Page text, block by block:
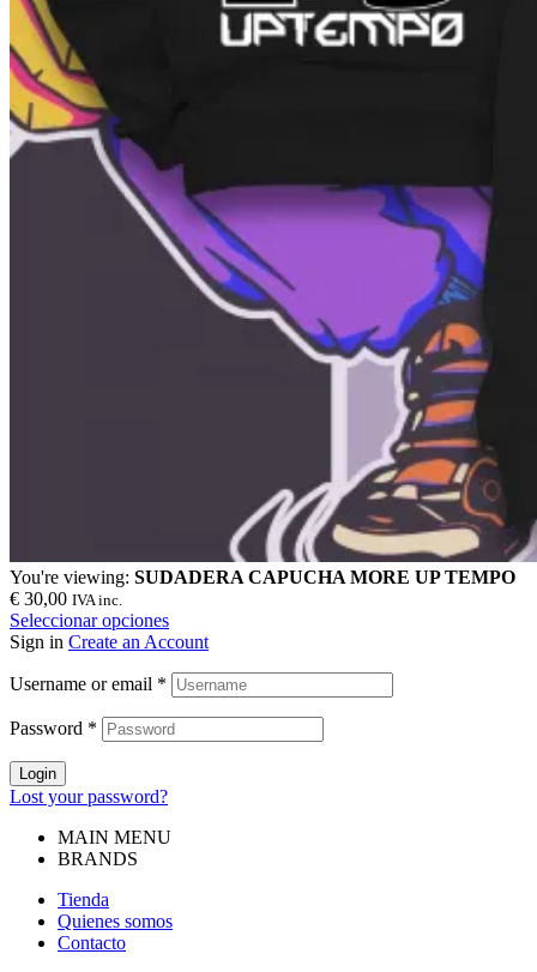
You're viewing: SUDADERA CAPUCHA MORE UP TEMPO
€ 30,00 IVA inc.
Seleccionar opciones
Sign in Create an Account
Username or email *
Password *
Login
Lost your password?
MAIN MENU
BRANDS
Tienda
Quienes somos
Contacto